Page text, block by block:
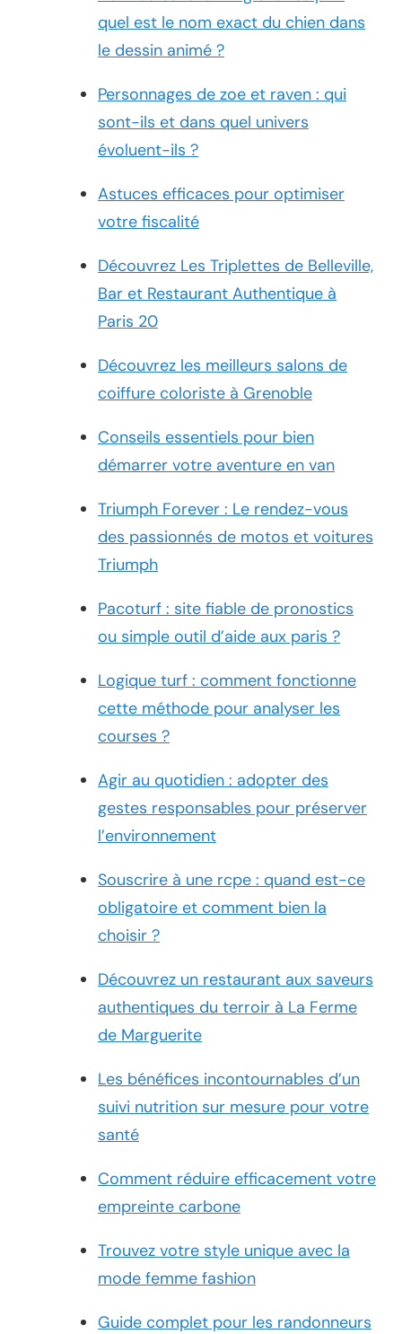
quel est le nom exact du chien dans
le dessin animé ?
Personnages de zoe et raven : qui
sont-ils et dans quel univers
évoluent-ils ?
Astuces efficaces pour optimiser
votre fiscalité
Découvrez Les Triplettes de Belleville,
Bar et Restaurant Authentique à
Paris 20
Découvrez les meilleurs salons de
coiffure coloriste à Grenoble
Conseils essentiels pour bien
démarrer votre aventure en van
Triumph Forever : Le rendez-vous
des passionnés de motos et voitures
Triumph
Pacoturf : site fiable de pronostics
ou simple outil d’aide aux paris ?
Logique turf : comment fonctionne
cette méthode pour analyser les
courses ?
Agir au quotidien : adopter des
gestes responsables pour préserver
l’environnement
Souscrire à une rcpe : quand est-ce
obligatoire et comment bien la
choisir ?
Découvrez un restaurant aux saveurs
authentiques du terroir à La Ferme
de Marguerite
Les bénéfices incontournables d’un
suivi nutrition sur mesure pour votre
santé
Comment réduire efficacement votre
empreinte carbone
Trouvez votre style unique avec la
mode femme fashion
Guide complet pour les randonneurs